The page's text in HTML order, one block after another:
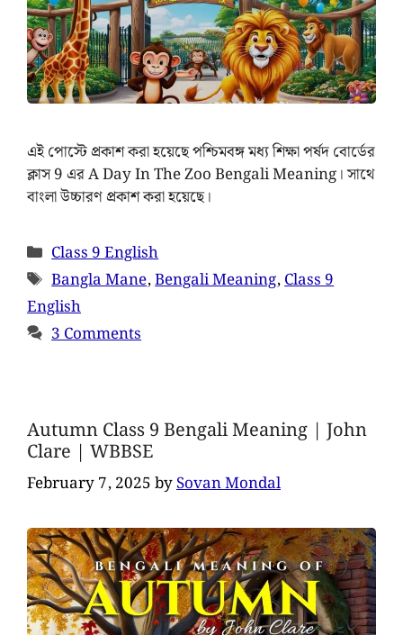
এই পোস্টে প্রকাশ করা হয়েছে পশ্চিমবঙ্গ মধ্য শিক্ষা পর্ষদ বোর্ডের
ক্লাস 9 এর A Day In The Zoo Bengali Meaning। সাথে
বাংলা উচ্চারণ প্রকাশ করা হয়েছে।
Class 9 English
Bangla Mane,Bengali Meaning,Class 9
English
3 Comments
Autumn Class 9 Bengali Meaning | John
Clare | WBBSE
February 7, 2025bySovan Mondal